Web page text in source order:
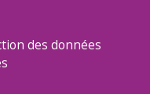
des données